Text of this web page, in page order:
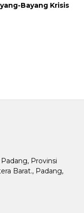
Bayang Krisis
Provinsi
Barat., Padang,